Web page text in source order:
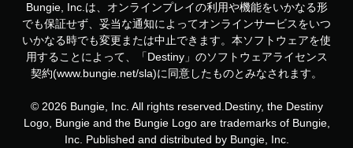
操
作
な
し
で
レ
イ
可
Bungie, Inc.は、オンラインプレイの利用や機能をいかなる形
でも保証せず、妥当な通知によってオンラインサービスをいつ
いかなる時でも変更または中止できます。本ソフトウェアを使
用することによって、「Destiny」のソフトウェアライセンス
契約(www.bungie.net/sla)に同意したものとみなされます。
© 2026 Bungie, Inc. All rights reserved.Destiny, the Destiny
Logo, Bungie and the Bungie Logo are trademarks of Bungie,
Inc. Published and distributed by Bungie, Inc.